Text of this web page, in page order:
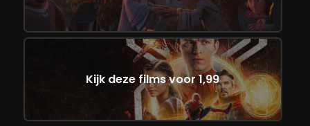
Kijk deze films voor 1,99